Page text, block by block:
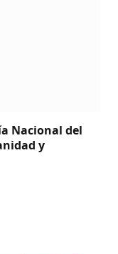
Nacional del
y